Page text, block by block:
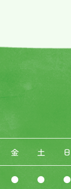
金 土 日
● ● ●